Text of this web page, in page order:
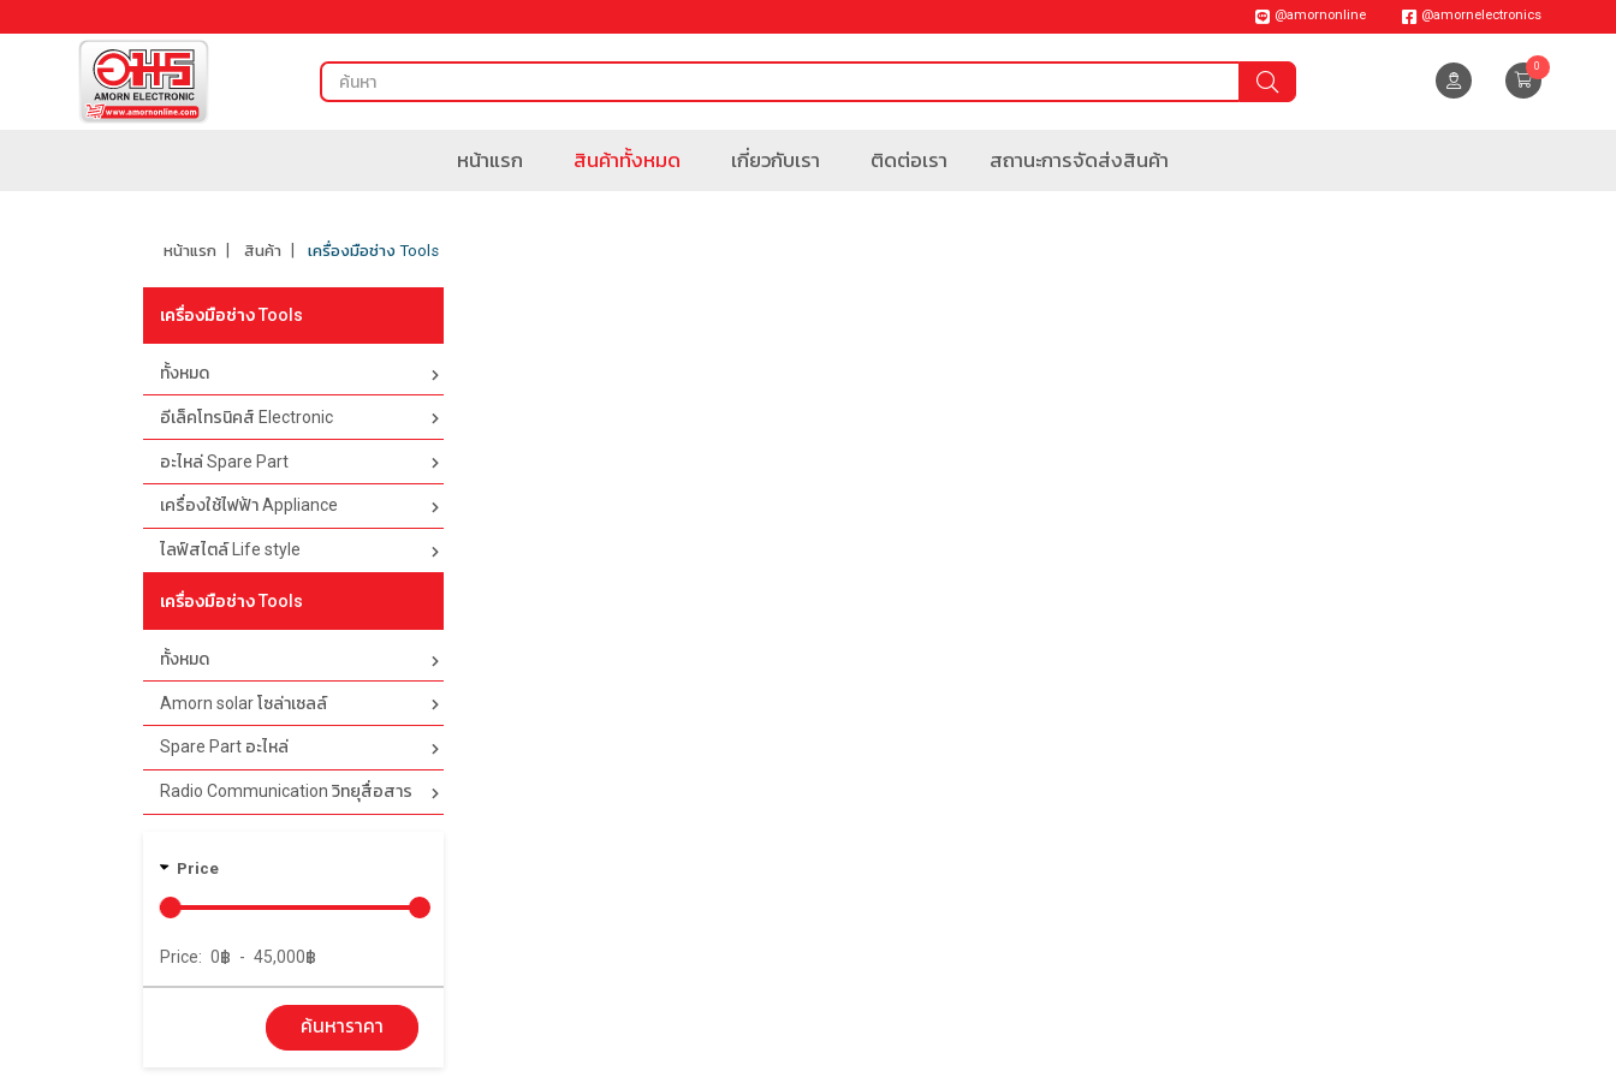
0
@amornonline @amornelectronics
หน้าแรก สินค้าทั้งหมด เกี่ยวกับเรา ติดต่อเรา สถานะการจัดส่งสินค้า
หน้าแรก สินค้า เครื่องมือช่าง Tools
เครื่องมือช่าง Tools
ทั้งหมด
อีเล็คโทรนิคส์ Electronic
อะไหล่ Spare Part
เครื่องใช้ไฟฟ้า Appliance
ไลฟ์สไตล์ Life style
เครื่องมือช่าง Tools
ทั้งหมด
Amorn solar โซล่าเซลล์
Spare Part อะไหล่
Radio Communication วิทยุสื่อสาร
Price
Price: 0฿ - 45,000฿
ค้นหาราคา